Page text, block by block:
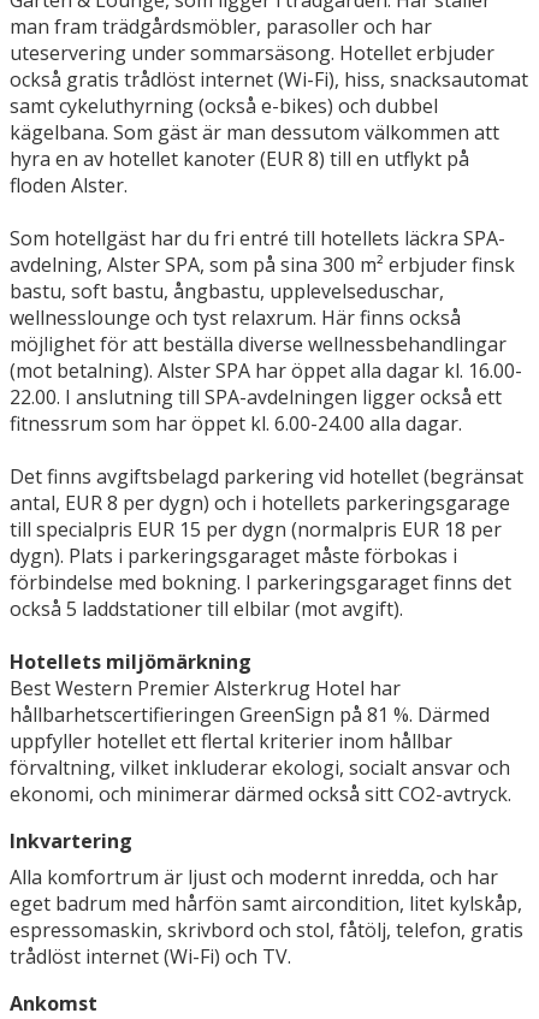
man fram trädgårdsmöbler, parasoller och har
uteservering under sommarsäsong. Hotellet erbjuder
också gratis trådlöst internet (Wi-Fi), hiss, snacksautomat
samt cykeluthyrning (också e-bikes) och dubbel
kägelbana. Som gäst är man dessutom välkommen att
hyra en av hotellet kanoter (EUR 8) till en utflykt på
floden Alster.
Som hotellgäst har du fri entré till hotellets läckra SPA-
avdelning, Alster SPA, som på sina 300 m² erbjuder finsk
bastu, soft bastu, ångbastu, upplevelseduschar,
wellnesslounge och tyst relaxrum. Här finns också
möjlighet för att beställa diverse wellnessbehandlingar
(mot betalning). Alster SPA har öppet alla dagar kl. 16.00-
22.00. I anslutning till SPA-avdelningen ligger också ett
fitnessrum som har öppet kl. 6.00-24.00 alla dagar.
Det finns avgiftsbelagd parkering vid hotellet (begränsat
antal, EUR 8 per dygn) och i hotellets parkeringsgarage
till specialpris EUR 15 per dygn (normalpris EUR 18 per
dygn). Plats i parkeringsgaraget måste förbokas i
förbindelse med bokning. I parkeringsgaraget finns det
också 5 laddstationer till elbilar (mot avgift).
Hotellets miljömärkning
Best Western Premier Alsterkrug Hotel har
hållbarhetscertifieringen GreenSign på 81 %. Därmed
uppfyller hotellet ett flertal kriterier inom hållbar
förvaltning, vilket inkluderar ekologi, socialt ansvar och
ekonomi, och minimerar därmed också sitt CO2-avtryck.
Inkvartering
Alla komfortrum är ljust och modernt inredda, och har
eget badrum med hårfön samt aircondition, litet kylskåp,
espressomaskin, skrivbord och stol, fåtölj, telefon, gratis
trådlöst internet (Wi-Fi) och TV.
Ankomst